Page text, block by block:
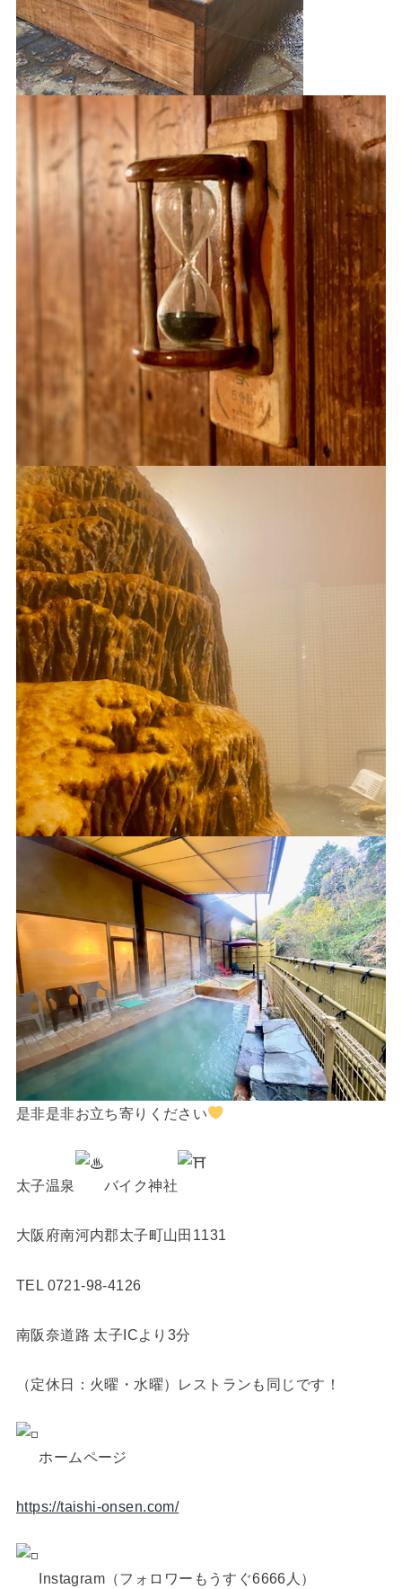
是非是非お立ち寄りください
太子温泉 バイク神社
大阪府南河内郡太子町山田1131
TEL 0721-98-4126
南阪奈道路 太子ICより3分
（定休日：火曜・水曜）レストランも同じです！
ホームページ
https://taishi-onsen.com/
Instagram（フォロワーもうすぐ6666人）